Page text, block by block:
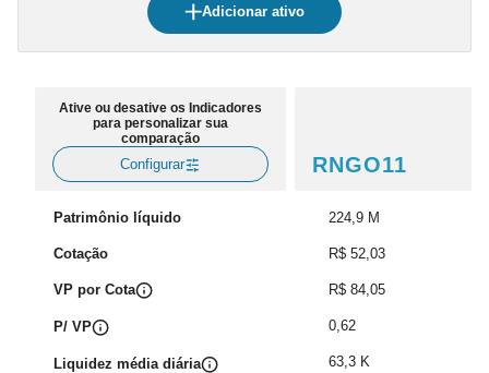
Adicionar ativo
Ative ou desative os Indicadores
para personalizar sua
comparação
Configurar
Patrimônio líquido
Cotação
VP por Cota
P/ VP
Liquidez média diária
RNGO11
224,9 M
R$ 52,03
R$ 84,05
0,62
63,3 K